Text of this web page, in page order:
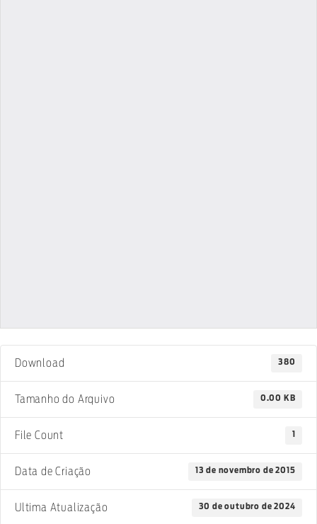
Download 380
Tamanho do Arquivo 0.00 KB
File Count 1
Data de Criação 13 de novembro de 2015
Ultima Atualização 30 de outubro de 2024